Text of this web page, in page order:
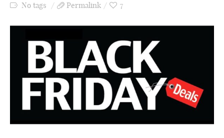
No tags
Permalink 7